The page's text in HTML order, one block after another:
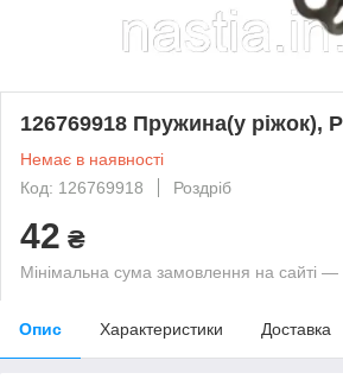
126769918 Пружина(у ріжок),
Немає в наявності
Код: 126769918
Роздріб
42 ₴
Мінімальна сума замовлення на сайті
Опис Характеристики Доставка